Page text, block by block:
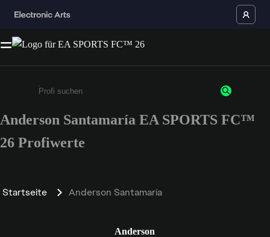
Gib mindestens 3 Zeichen oder Ziffern ein
Anderson Santamaría EA SPORTS FC™
26 Profiwerte
Startseite Anderson Santamaría
Anderson